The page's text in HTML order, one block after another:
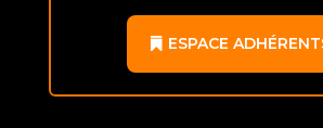
ESPACE